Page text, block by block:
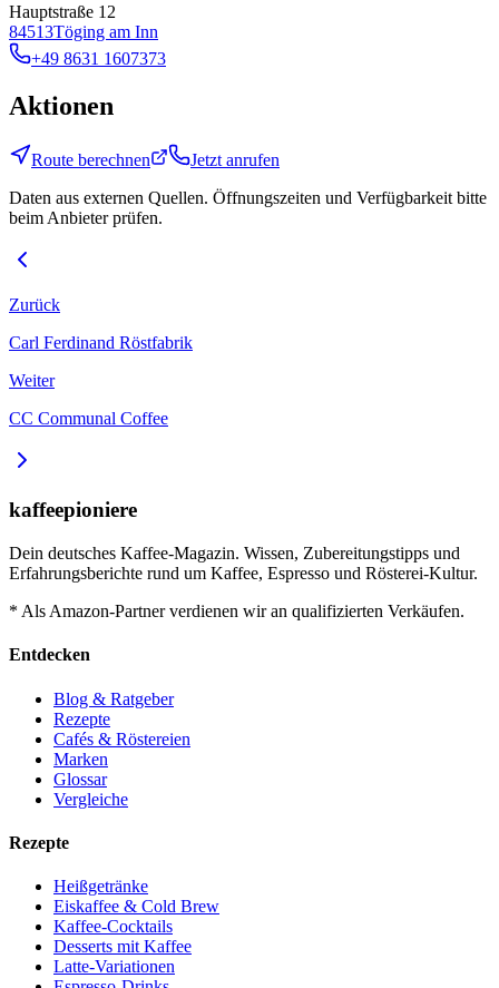
Hauptstraße 12
84513Töging am Inn
+49 8631 1607373
Aktionen
Route berechnen
Jetzt anrufen
Daten aus externen Quellen. Öffnungszeiten und Verfügbarkeit bitte
beim Anbieter prüfen.
Zurück
Carl Ferdinand Röstfabrik
Weiter
CC Communal Coffee
kaffeepioniere
Dein deutsches Kaffee-Magazin. Wissen, Zubereitungstipps und
Erfahrungsberichte rund um Kaffee, Espresso und Rösterei-Kultur.
* Als Amazon-Partner verdienen wir an qualifizierten Verkäufen.
Entdecken
Blog & Ratgeber
Rezepte
Cafés & Röstereien
Marken
Glossar
Vergleiche
Rezepte
Heißgetränke
Eiskaffee & Cold Brew
Kaffee-Cocktails
Desserts mit Kaffee
Latte-Variationen